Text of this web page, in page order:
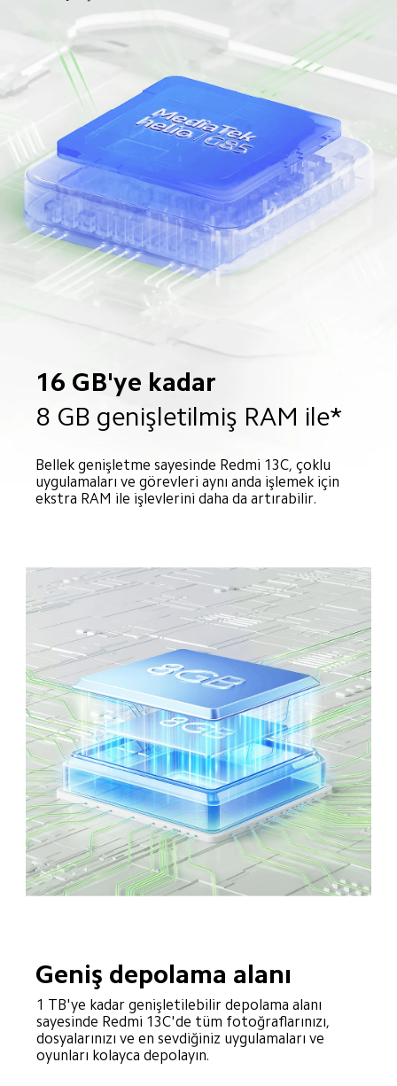
16 GB'ye kadar
8 GB genişletilmiş RAM ile*
Bellek genişletme sayesinde Redmi 13C, çoklu
uygulamaları ve görevleri aynı anda işlemek için
ekstra RAM ile işlevlerini daha da artırabilir.
Geniş depolama alanı
1 TB'ye kadar genişletilebilir depolama alanı
sayesinde Redmi 13C'de tüm fotoğraflarınızı,
dosyalarınızı ve en sevdiğiniz uygulamaları ve
oyunları kolayca depolayın.